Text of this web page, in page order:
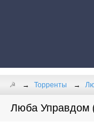
☭ Торренты
Люба Управдом